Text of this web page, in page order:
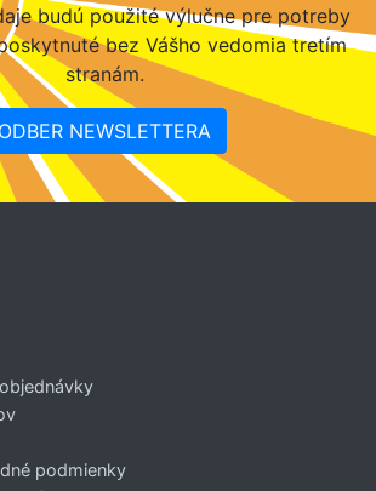
budú použité výlučne pre potreby
bez Vášho vedomia tretím
stranám.
ODBER NEWSLETTERA
podmienky